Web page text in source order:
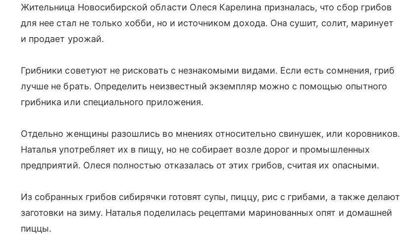
Жительница Новосибирской области Олеся Карелина призналась, что сбор грибов
для нее стал не только хобби, но и источником дохода. Она сушит, солит, маринует
и продает урожай.
Грибники советуют не рисковать с незнакомыми видами. Если есть сомнения, гриб
лучше не брать. Определить неизвестный экземпляр можно с помощью опытного
грибника или специального приложения.
Отдельно женщины разошлись во мнениях относительно свинушек, или коровников.
Наталья употребляет их в пищу, но не собирает возле дорог и промышленных
предприятий. Олеся полностью отказалась от этих грибов, считая их опасными.
Из собранных грибов сибирячки готовят супы, пиццу, рис с грибами, а также делают
заготовки на зиму. Наталья поделилась рецептами маринованных опят и домашней
пиццы.